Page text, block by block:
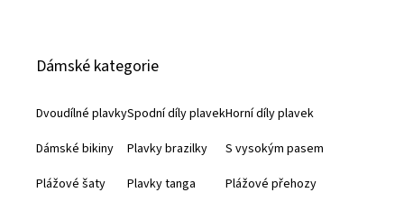
Dámské kategorie
Dvoudílné plavky
Dámské bikiny
Plážové šaty
Spodní díly plavek
Plavky brazilky
Plavky tanga
Horní díly plavek
S vysokým pasem
Plážové přehozy